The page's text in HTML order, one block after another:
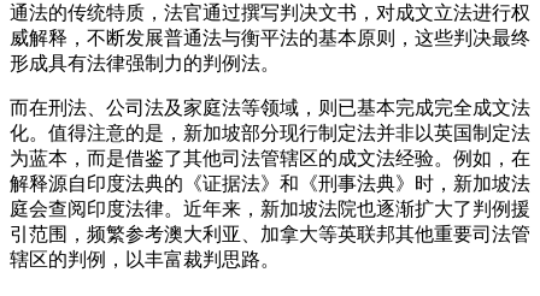
通法的传统特质，法官通过撰写判决文书，对成文立法进行权
威解释，不断发展普通法与衡平法的基本原则，这些判决最终
形成具有法律强制力的判例法。
而在刑法、公司法及家庭法等领域，则已基本完成完全成文法
化。值得注意的是，新加坡部分现行制定法并非以英国制定法
为蓝本，而是借鉴了其他司法管辖区的成文法经验。例如，在
解释源自印度法典的《证据法》和《刑事法典》时，新加坡法
庭会查阅印度法律。近年来，新加坡法院也逐渐扩大了判例援
引范围，频繁参考澳大利亚、加拿大等英联邦其他重要司法管
辖区的判例，以丰富裁判思路。